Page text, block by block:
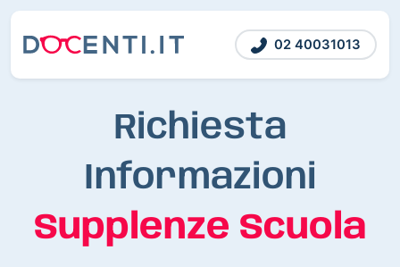
02 40031013
Richiesta
Informazioni
Supplenze Scuola